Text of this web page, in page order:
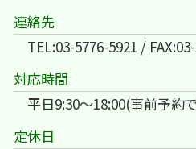
連絡先
TEL:03-5776-5921 /
対応時間
平日9:30～18:00(事前予約
定休日